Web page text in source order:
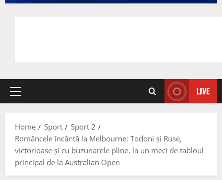
Primary
LIVE
Home Sport
Sport 2
Româncele încântă la Melbourne: Todoni și Ruse,
victorioase și cu buzunarele pline, la un meci de tabloul
principal de la Australian Open